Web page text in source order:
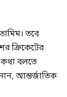
তবে
ক্রিকেটের
কথা বলতে
আন্তর্জাতিক